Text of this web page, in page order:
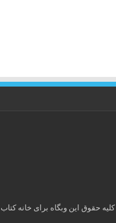
کلیه حقوق این وبگاه برای خانه